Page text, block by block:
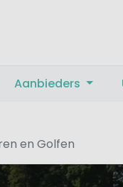
Aanbieders
en Golfen